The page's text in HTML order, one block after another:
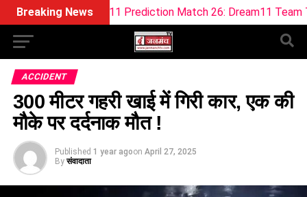
Breaking News
Dream11 Prediction Match 26: Dream11 Team Today The
ACCIDENT
300 मीटर गहरी खाई में गिरी कार, एक की
मौके पर दर्दनाक मौत !
Published 1 year agoon April 27, 2025
By संवादाता